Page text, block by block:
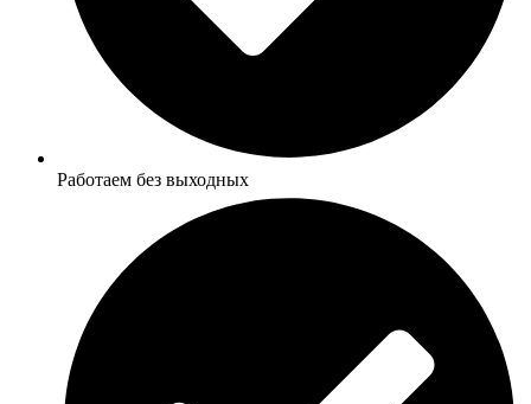
Работаем без выходных